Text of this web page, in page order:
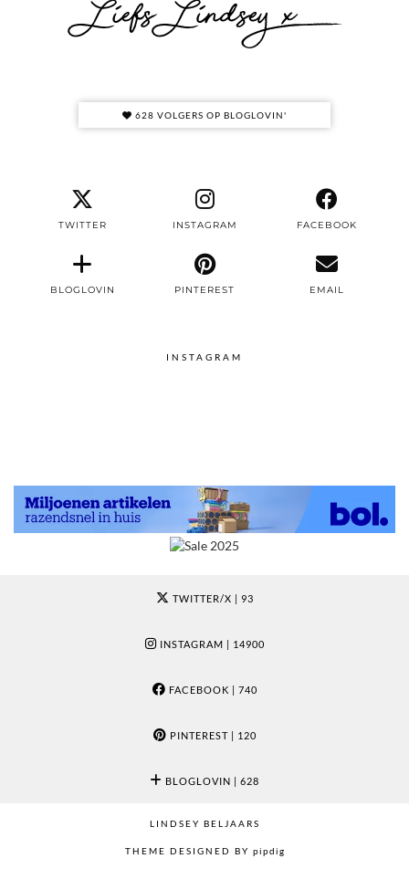
628 VOLGERS OP BLOGLOVIN'
TWITTER INSTAGRAM FACEBOOK
BLOGLOVIN PINTEREST EMAIL
INSTAGRAM
TWITTER/X | 93
INSTAGRAM | 14900
FACEBOOK | 740
PINTEREST| 120
BLOGLOVIN | 628
LINDSEY BELJAARS
THEME DESIGNED BY pipdig